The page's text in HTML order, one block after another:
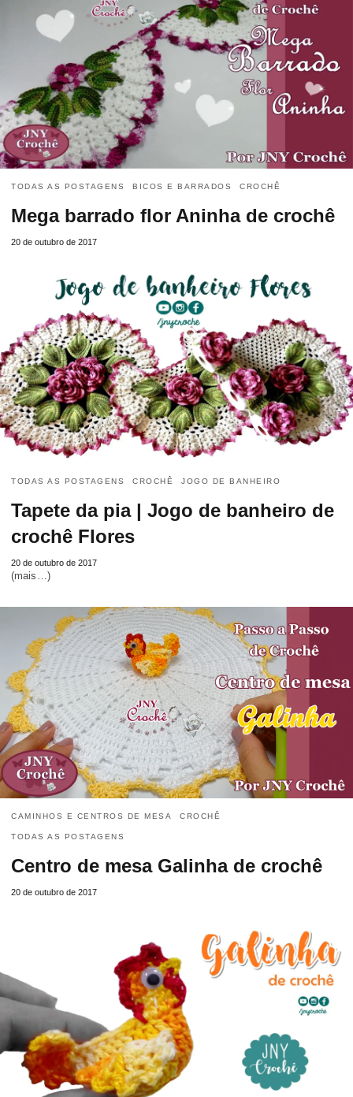
TODAS AS POSTAGENS BICOS E BARRADOS CROCHÊ
Mega barrado flor Aninha de crochê
20 de outubro de 2017
TODAS AS POSTAGENS CROCHÊ JOGO DE BANHEIRO
Tapete da pia | Jogo de banheiro de
crochê Flores
20 de outubro de 2017
(mais…)
CAMINHOS E CENTROS DE MESA CROCHÊ
TODAS AS POSTAGENS
Centro de mesa Galinha de crochê
20 de outubro de 2017